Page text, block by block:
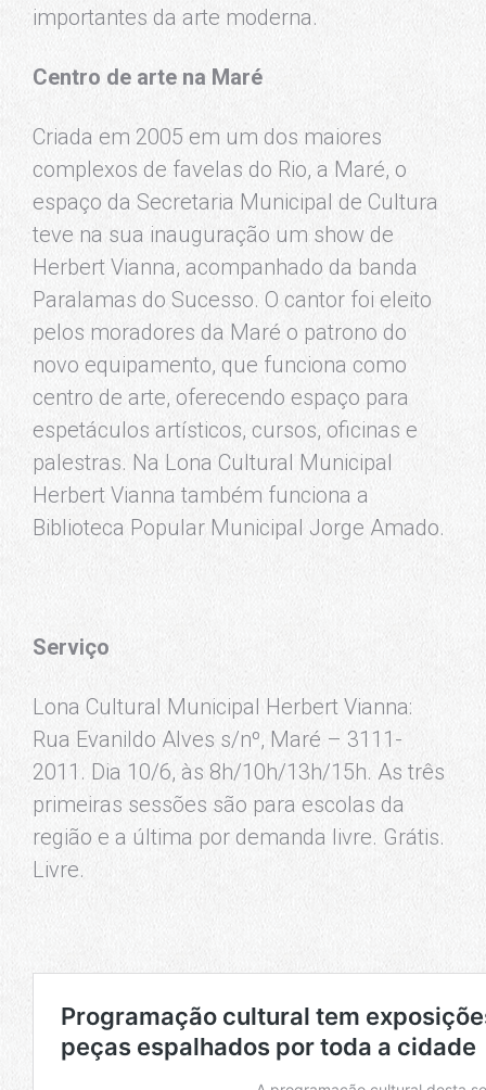
importantes da arte moderna.
Centro de arte na Maré
Criada em 2005 em um dos maiores
complexos de favelas do Rio, a Maré, o
espaço da Secretaria Municipal de Cultura
teve na sua inauguração um show de
Herbert Vianna, acompanhado da banda
Paralamas do Sucesso. O cantor foi eleito
pelos moradores da Maré o patrono do
novo equipamento, que funciona como
centro de arte, oferecendo espaço para
espetáculos artísticos, cursos, oficinas e
palestras. Na Lona Cultural Municipal
Herbert Vianna também funciona a
Biblioteca Popular Municipal Jorge Amado.
Serviço
Lona Cultural Municipal Herbert Vianna:
Rua Evanildo Alves s/nº, Maré – 3111-
2011. Dia 10/6, às 8h/10h/13h/15h. As três
primeiras sessões são para escolas da
região e a última por demanda livre. Grátis.
Livre.